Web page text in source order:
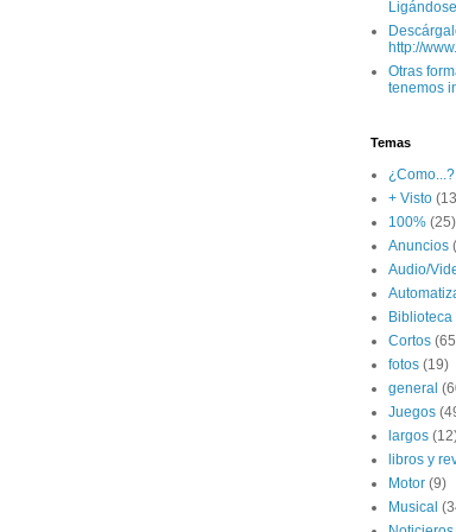
http://
Otras
tenemos
Temas
¿Como...?
+ Visto
100% (25)
Anuncios
Audio/
Biblioteca
Cortos
fotos (19)
general
Juegos
largos
libros y
Motor (9)
Musical